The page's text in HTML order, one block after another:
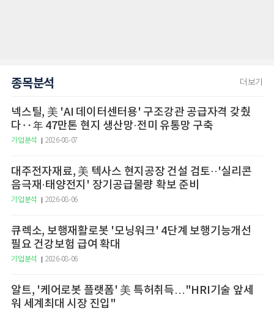
종목분석 더보기
넥스틸, 美 'AI 데이터센터용' 구조강관 공급자격 갖췄
다‥年 47만톤 현지 생산망·전미 유통망 구축
기업분석 2026-08-07
대주전자재료, 美 텍사스 현지공장 건설 검토··'실리콘
음극재·태양전지' 장기공급물량 확보 준비
기업분석 2026-08-06
큐렉소, 보행재활로봇 '모닝워크' 4단계 보행기능개선
필요 건강보험 급여 확대
기업분석 2026-08-06
알트, '케어로봇 플랫폼' 美 특허취득…"HRI기술 앞세
워 세계최대 시장 진입"